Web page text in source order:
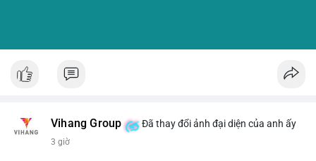
Vihang Group Đã thay đổi ảnh đại diện của anh ấy
3 giờ